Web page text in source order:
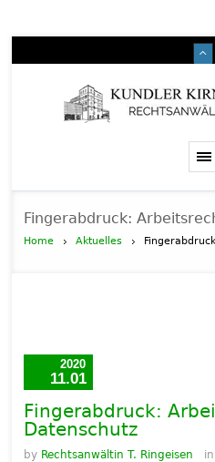
Fingerabdruck:
Home Aktuelles
2020
11.01
Fingerabdruck:
Datenschutz
by Rechtsanwältin T. Ringeisen